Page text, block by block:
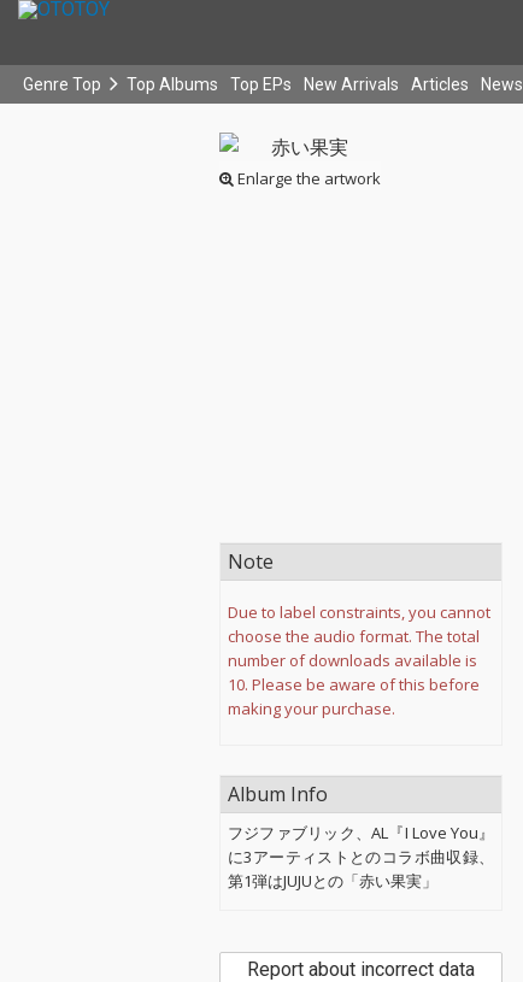
Genre Top Top Albums Top EPs New Arrivals Articles News
Enlarge the artwork
Note
Due to label constraints, you cannot
choose the audio format. The total
number of downloads available is
10. Please be aware of this before
making your purchase.
Album Info
フジファブリック、AL『I Love You』
に3アーティストとのコラボ曲収録、
第1弾はJUJUとの「赤い果実」
Report about incorrect data